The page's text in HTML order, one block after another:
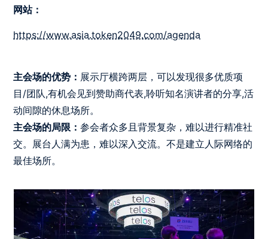
网站：
https://www.asia.token2049.com/agenda
主会场的优势： 展示厅横跨两层，可以发现很多优质项
目/团队,有机会见到赞助商代表,聆听知名演讲者的分享,活
动间隙的休息场所。
主会场的局限：参会者众多且背景复杂，难以进行精准社
交。展台人满为患，难以深入交流。不是建立人际网络的
最佳场所。